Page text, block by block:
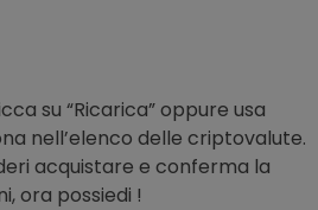
su “Ricarica” oppure usa
nell’elenco delle criptovalute.
acquistare e conferma la
ora possiedi !